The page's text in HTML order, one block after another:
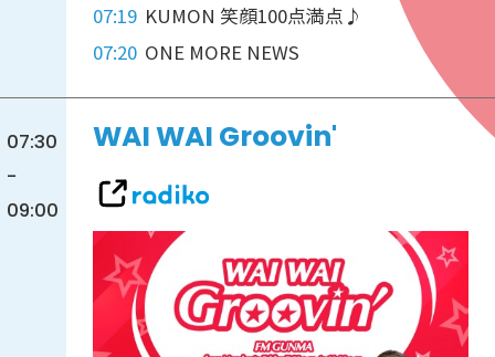
07:19 KUMON 笑顔100点満点♪
07:20 ONE MORE NEWS
07:30
-
09:00
WAI WAI Groovin'